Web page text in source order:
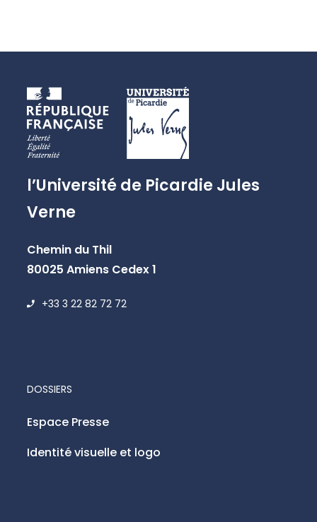
l’Université de Picardie Jules
Verne
Chemin du Thil
80025 Amiens Cedex 1
+33 3 22 82 72 72
DOSSIERS
Espace Presse
Identité visuelle et logo